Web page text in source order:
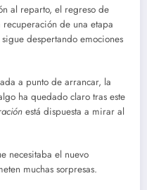
al reparto, el regreso de
recuperación de una etapa
despertando emociones
a punto de arrancar, la
ha quedado claro tras este
está dispuesta a mirar al
necesitaba el nuevo
muchas sorpresas.